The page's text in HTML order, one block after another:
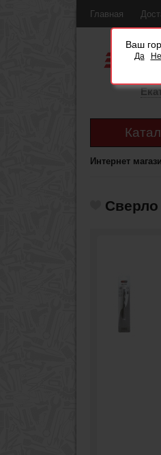
Главная
Ваш
Да
Интернет
Сверло